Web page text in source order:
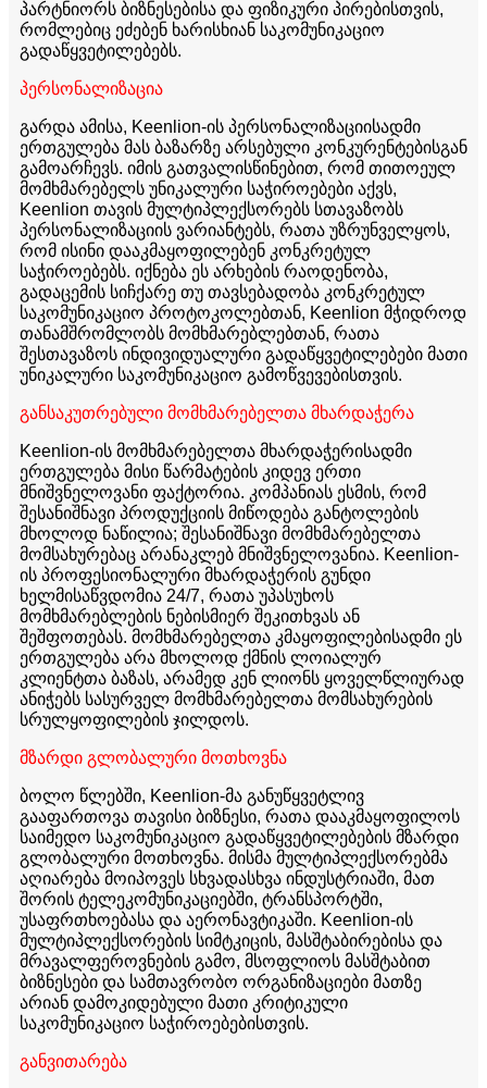
პარტნიორს ბიზნესებისა და ფიზიკური პირებისთვის,
რომლებიც ეძებენ ხარისხიან საკომუნიკაციო
გადაწყვეტილებებს.
პერსონალიზაცია
გარდა ამისა, Keenlion-ის პერსონალიზაციისადმი
ერთგულება მას ბაზარზე არსებული კონკურენტებისგან
გამოარჩევს. იმის გათვალისწინებით, რომ თითოეულ
მომხმარებელს უნიკალური საჭიროებები აქვს,
Keenlion თავის მულტიპლექსორებს სთავაზობს
პერსონალიზაციის ვარიანტებს, რათა უზრუნველყოს,
რომ ისინი დააკმაყოფილებენ კონკრეტულ
საჭიროებებს. იქნება ეს არხების რაოდენობა,
გადაცემის სიჩქარე თუ თავსებადობა კონკრეტულ
საკომუნიკაციო პროტოკოლებთან, Keenlion მჭიდროდ
თანამშრომლობს მომხმარებლებთან, რათა
შესთავაზოს ინდივიდუალური გადაწყვეტილებები მათი
უნიკალური საკომუნიკაციო გამოწვევებისთვის.
განსაკუთრებული მომხმარებელთა მხარდაჭერა
Keenlion-ის მომხმარებელთა მხარდაჭერისადმი
ერთგულება მისი წარმატების კიდევ ერთი
მნიშვნელოვანი ფაქტორია. კომპანიას ესმის, რომ
შესანიშნავი პროდუქციის მიწოდება განტოლების
მხოლოდ ნაწილია; შესანიშნავი მომხმარებელთა
მომსახურებაც არანაკლებ მნიშვნელოვანია. Keenlion-
ის პროფესიონალური მხარდაჭერის გუნდი
ხელმისაწვდომია 24/7, რათა უპასუხოს
მომხმარებლების ნებისმიერ შეკითხვას ან
შეშფოთებას. მომხმარებელთა კმაყოფილებისადმი ეს
ერთგულება არა მხოლოდ ქმნის ლოიალურ
კლიენტთა ბაზას, არამედ კენ ლიონს ყოველწლიურად
ანიჭებს სასურველ მომხმარებელთა მომსახურების
სრულყოფილების ჯილდოს.
მზარდი გლობალური მოთხოვნა
ბოლო წლებში, Keenlion-მა განუწყვეტლივ
გააფართოვა თავისი ბიზნესი, რათა დააკმაყოფილოს
საიმედო საკომუნიკაციო გადაწყვეტილებების მზარდი
გლობალური მოთხოვნა. მისმა მულტიპლექსორებმა
აღიარება მოიპოვეს სხვადასხვა ინდუსტრიაში, მათ
შორის ტელეკომუნიკაციებში, ტრანსპორტში,
უსაფრთხოებასა და აერონავტიკაში. Keenlion-ის
მულტიპლექსორების სიმტკიცის, მასშტაბირებისა და
მრავალფეროვნების გამო, მსოფლიოს მასშტაბით
ბიზნესები და სამთავრობო ორგანიზაციები მათზე
არიან დამოკიდებული მათი კრიტიკული
საკომუნიკაციო საჭიროებებისთვის.
განვითარება